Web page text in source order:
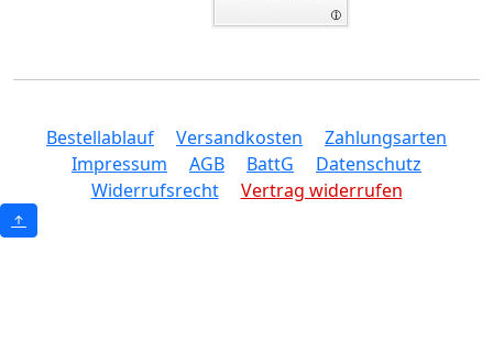
Bestellablauf Versandkosten
Zahlungsarten
Impressum
AGB BattG
Datenschutz
Widerrufsrecht
Vertrag widerrufen